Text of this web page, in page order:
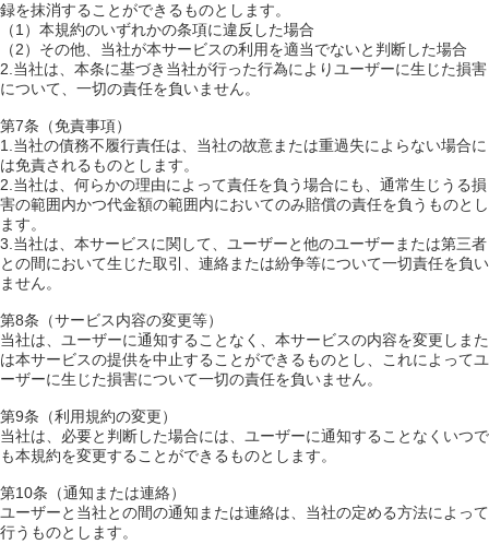
録を抹消することができるものとします。
（1）本規約のいずれかの条項に違反した場合
（2）その他、当社が本サービスの利用を適当でないと判断した場合
2.当社は、本条に基づき当社が行った行為によりユーザーに生じた損害
について、一切の責任を負いません。
第7条（免責事項）
1.当社の債務不履行責任は、当社の故意または重過失によらない場合に
は免責されるものとします。
2.当社は、何らかの理由によって責任を負う場合にも、通常生じうる損
害の範囲内かつ代金額の範囲内においてのみ賠償の責任を負うものとし
ます。
3.当社は、本サービスに関して、ユーザーと他のユーザーまたは第三者
との間において生じた取引、連絡または紛争等について一切責任を負い
ません。
第8条（サービス内容の変更等）
当社は、ユーザーに通知することなく、本サービスの内容を変更しまた
は本サービスの提供を中止することができるものとし、これによってユ
ーザーに生じた損害について一切の責任を負いません。
第9条（利用規約の変更）
当社は、必要と判断した場合には、ユーザーに通知することなくいつで
も本規約を変更することができるものとします。
第10条（通知または連絡）
ユーザーと当社との間の通知または連絡は、当社の定める方法によって
行うものとします。